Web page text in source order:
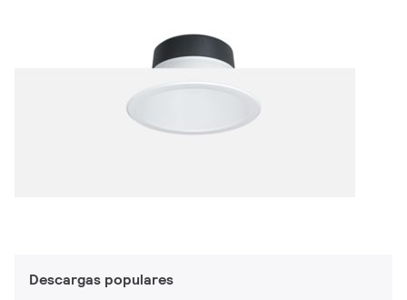
Descargas populares